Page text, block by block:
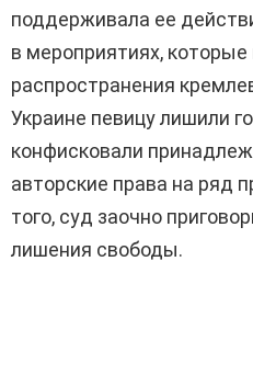
поддерживала ее
в мероприятиях,
распространения
Украине певицу лишили
конфисковали
авторские права на ряд
того, суд заочно
лишения свободы.